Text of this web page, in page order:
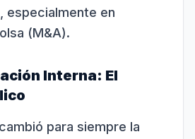
especialmente en
(M&A).
Interna: El
para siempre la